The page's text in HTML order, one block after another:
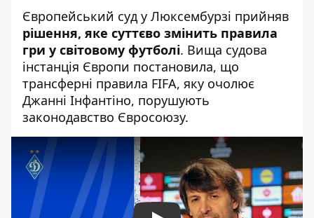
Європейський суд у Люксембурзі прийняв
рішення, яке суттєво змінить правила
гри у світовому футболі. Вища судова
інстанція Європи постановила, що
трансферні правила FIFA, яку очолює
Джанні Інфантіно, порушують
законодавство Євросоюзу.